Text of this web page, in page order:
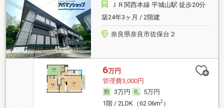
ＪＲ関西本線 平城山駅 徒歩20分
築24年3ヶ月 / 2階建
奈良県奈良市佐保台２
6万円
管理費3,000円
3万円
5万円
1階 / 2LDK（62.06m2）